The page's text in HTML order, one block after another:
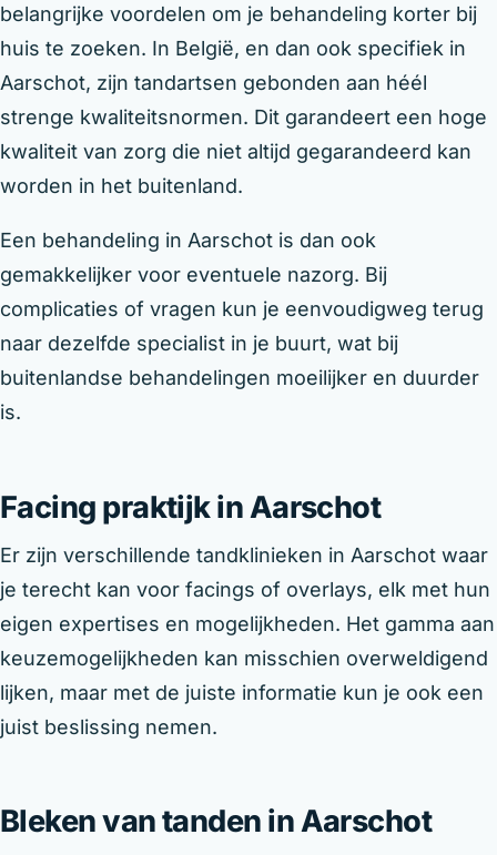
belangrijke voordelen om je behandeling korter bij
huis te zoeken. In België, en dan ook specifiek in
Aarschot, zijn tandartsen gebonden aan héél
strenge kwaliteitsnormen. Dit garandeert een hoge
kwaliteit van zorg die niet altijd gegarandeerd kan
worden in het buitenland.
Een behandeling in Aarschot is dan ook
gemakkelijker voor eventuele nazorg. Bij
complicaties of vragen kun je eenvoudigweg terug
naar dezelfde specialist in je buurt, wat bij
buitenlandse behandelingen moeilijker en duurder
is.
Facing praktijk in Aarschot
Er zijn verschillende tandklinieken in Aarschot waar
je terecht kan voor facings of overlays, elk met hun
eigen expertises en mogelijkheden. Het gamma aan
keuzemogelijkheden kan misschien overweldigend
lijken, maar met de juiste informatie kun je ook een
juist beslissing nemen.
Bleken van tanden in Aarschot